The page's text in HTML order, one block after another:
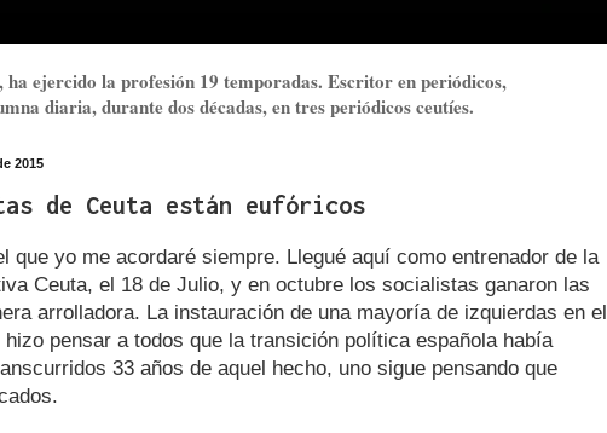
ejercido la profesión 19 temporadas. Escritor en periódicos,
diaria, durante dos décadas, en tres periódicos ceutíes.
2015
de Ceuta están eufóricos
que yo me acordaré siempre. Llegué aquí como entrenador de la
Ceuta, el 18 de Julio, y en octubre los socialistas ganaron las
arrolladora. La instauración de una mayoría de izquierdas en el
pensar a todos que la transición política española había
33 años de aquel hecho, uno sigue pensando que